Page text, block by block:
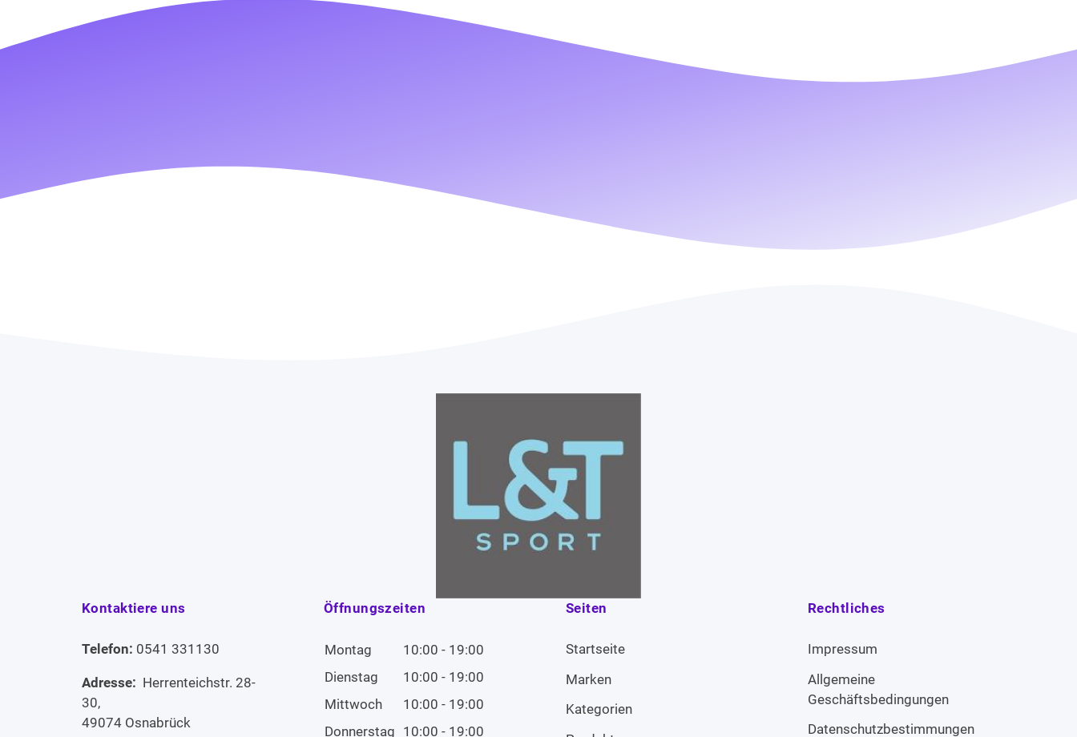
Kontaktiere uns
Telefon: 0541 331130
Adresse: Herrenteichstr. 28-
30,
49074 Osnabrück
Öffnungszeiten
Montag
10:00 - 19:00
Dienstag
10:00 - 19:00
Mittwoch
10:00 - 19:00
Donnerstag 10:00 - 19:00
Seiten
Startseite
Marken
Kategorien
Rechtliches
Impressum
Allgemeine
Geschäftsbedingungen
Datenschutzbestimmungen